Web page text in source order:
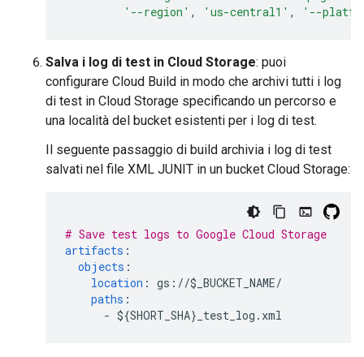
'--region' , 'us-central1' , '--
Salva i log di test in Cloud Storage: puoi
configurare Cloud Build in modo che archivi tutti i log
di test in Cloud Storage specificando un percorso e
una località del bucket esistenti per i log di test.
Il seguente passaggio di build archivia i log di test
salvati nel file XML JUNIT in un bucket Cloud Storage:
# Save test logs to Google Cloud Storage
artifacts :
objects :
location : gs://$_BUCKET_NAME/
paths :
- ${SHORT_SHA}_test_log.xml